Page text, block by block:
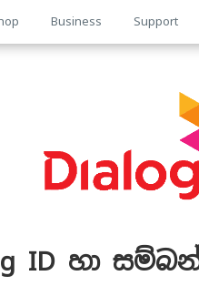
Business Support
ID හා